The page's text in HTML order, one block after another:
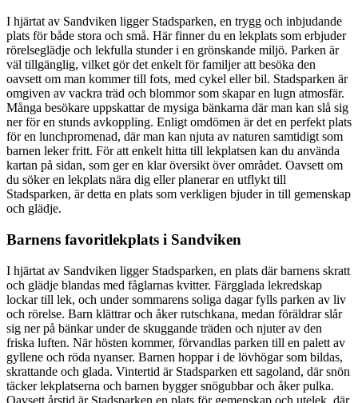
I hjärtat av Sandviken ligger Stadsparken, en trygg och inbjudande
plats för både stora och små. Här finner du en lekplats som erbjuder
rörelseglädje och lekfulla stunder i en grönskande miljö. Parken är
väl tillgänglig, vilket gör det enkelt för familjer att besöka den
oavsett om man kommer till fots, med cykel eller bil. Stadsparken är
omgiven av vackra träd och blommor som skapar en lugn atmosfär.
Många besökare uppskattar de mysiga bänkarna där man kan slå sig
ner för en stunds avkoppling. Enligt omdömen är det en perfekt plats
för en lunchpromenad, där man kan njuta av naturen samtidigt som
barnen leker fritt. För att enkelt hitta till lekplatsen kan du använda
kartan på sidan, som ger en klar översikt över området. Oavsett om
du söker en lekplats nära dig eller planerar en utflykt till
Stadsparken, är detta en plats som verkligen bjuder in till gemenskap
och glädje.
Barnens favoritlekplats i Sandviken
I hjärtat av Sandviken ligger Stadsparken, en plats där barnens skratt
och glädje blandas med fåglarnas kvitter. Färgglada lekredskap
lockar till lek, och under sommarens soliga dagar fylls parken av liv
och rörelse. Barn klättrar och åker rutschkana, medan föräldrar slår
sig ner på bänkar under de skuggande träden och njuter av den
friska luften. När hösten kommer, förvandlas parken till en palett av
gyllene och röda nyanser. Barnen hoppar i de lövhögar som bildas,
skrattande och glada. Vintertid är Stadsparken ett sagoland, där snön
täcker lekplatserna och barnen bygger snögubbar och åker pulka.
Oavsett årstid är Stadsparken en plats för gemenskap och utelek, där